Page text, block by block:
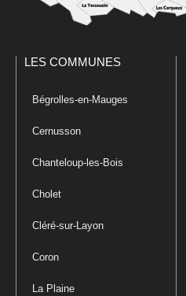
LES COMMUNES
Bégrolles-en-Mauges
Cernusson
Chanteloup-les-Bois
Cholet
Cléré-sur-Layon
Coron
La Plaine